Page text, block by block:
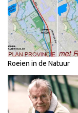
Roeien in de Natuur